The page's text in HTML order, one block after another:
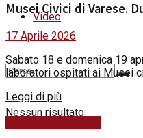
Video
Nessun risultato
Musei Civici di Varese.
17 Aprile 2026
Sabato 18 e domenica 19
laboratori ospitati ai Musei
Leggi di piùDetails